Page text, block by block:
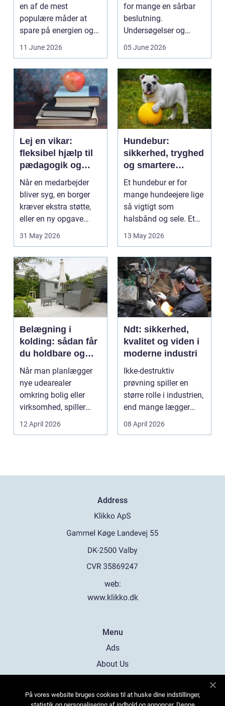
en af de mest
populære måder at
spare på energien og
få et bedre indeklima
11 June 2026
for mange en sårbar
beslutning.
Undersøgelser og
behandlinger foregår i
05 June 2026
Lej en vikar:
fleksibel hjælp til
pædagogik og
sundhed
Når en medarbejder
bliver syg, en borger
kræver ekstra støtte,
eller en ny opgave
opstår fra dag til...
31 May 2026
Hundebur:
sikkerhed, tryghed
og smartere
hverdag med hund
Et hundebur er for
mange hundeejere lige
så vigtigt som
halsbånd og sele. Et
godt bur gi...
13 May 2026
Belægning i
kolding: sådan får
du holdbare og
flotte udearealer
Når man planlægger
nye udearealer
omkring bolig eller
virksomhed, spiller
belægningen en helt
centra...
12 April 2026
Ndt: sikkerhed,
kvalitet og viden i
moderne industri
Ikke-destruktiv
prøvning spiller en
større rolle i industrien,
end mange lægger
mærke til i hverdage...
08 April 2026
Address
web:
www.klikko.dk
Menu
Ads
About Us
Contact
På vores website bruges cookies til at huske dine indstillinger,